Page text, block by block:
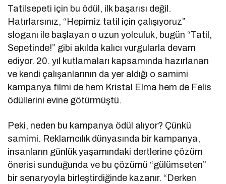
Tatilsepeti için bu ödül, ilk başarısı değil.
Hatırlarsınız, “Hepimiz tatil için çalışıyoruz”
sloganı ile başlayan o uzun yolculuk, bugün “Tatil,
Sepetinde!” gibi akılda kalıcı vurgularla devam
ediyor. 20. yıl kutlamaları kapsamında hazırlanan
ve kendi çalışanlarının da yer aldığı o samimi
kampanya filmi de hem Kristal Elma hem de Felis
ödüllerini evine götürmüştü.
Peki, neden bu kampanya ödül alıyor? Çünkü
samimi. Reklamcılık dünyasında bir kampanya,
insanların günlük yaşamındaki dertlerine çözüm
önerisi sunduğunda ve bu çözümü “gülümseten”
bir senaryoyla birleştirdiğinde kazanır. “Derken